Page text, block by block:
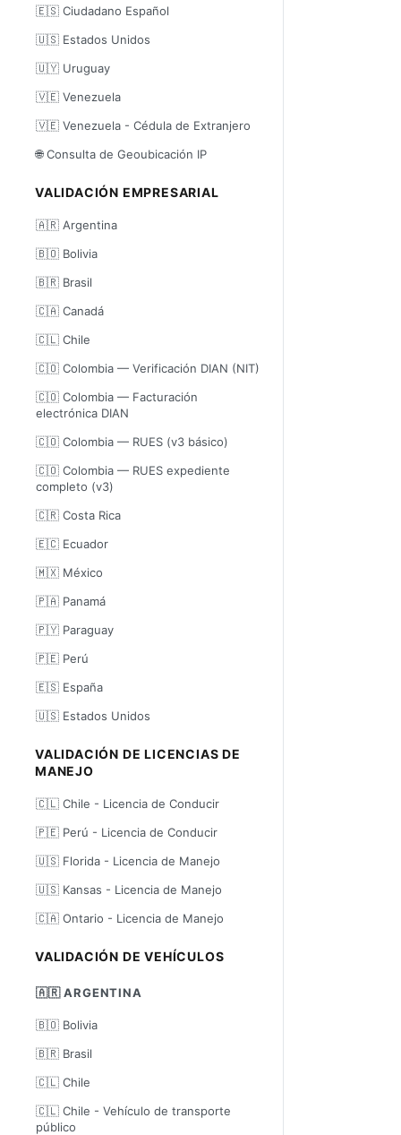
🇪🇸 Ciudadano Español
🇺🇸 Estados Unidos
🇺🇾 Uruguay
🇻🇪 Venezuela
🇻🇪 Venezuela - Cédula de Extranjero
🌐 Consulta de Geoubicación IP
VALIDACIÓN EMPRESARIAL
🇦🇷 Argentina
🇧🇴 Bolivia
🇧🇷 Brasil
🇨🇦 Canadá
🇨🇱 Chile
🇨🇴 Colombia — Verificación DIAN (NIT)
🇨🇴 Colombia — Facturación
electrónica DIAN
🇨🇴 Colombia — RUES (v3 básico)
🇨🇴 Colombia — RUES expediente
completo (v3)
🇨🇷 Costa Rica
🇪🇨 Ecuador
🇲🇽 México
🇵🇦 Panamá
🇵🇾 Paraguay
🇵🇪 Perú
🇪🇸 España
🇺🇸 Estados Unidos
VALIDACIÓN DE LICENCIAS DE
MANEJO
🇨🇱 Chile - Licencia de Conducir
🇵🇪 Perú - Licencia de Conducir
🇺🇸 Florida - Licencia de Manejo
🇺🇸 Kansas - Licencia de Manejo
🇨🇦 Ontario - Licencia de Manejo
VALIDACIÓN DE VEHÍCULOS
🇦🇷 ARGENTINA
🇧🇴 Bolivia
🇧🇷 Brasil
🇨🇱 Chile
🇨🇱 Chile - Vehículo de transporte
público